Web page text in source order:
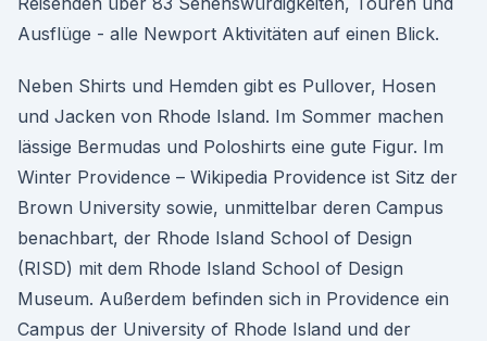
Ausflüge - alle Newport Aktivitäten auf einen Blick.
Neben Shirts und Hemden gibt es Pullover, Hosen
und Jacken von Rhode Island. Im Sommer machen
lässige Bermudas und Poloshirts eine gute Figur. Im
Winter Providence – Wikipedia Providence ist Sitz der
Brown University sowie, unmittelbar deren Campus
benachbart, der Rhode Island School of Design
(RISD) mit dem Rhode Island School of Design
Museum. Außerdem befinden sich in Providence ein
Campus der University of Rhode Island und der